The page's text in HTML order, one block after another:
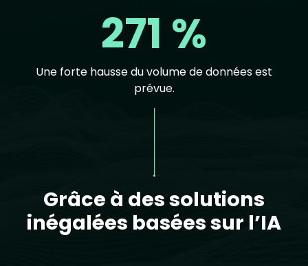
271 %
Une forte hausse du volume de données est
prévue.
Grâce à des solutions
inégalées basées sur l’IA